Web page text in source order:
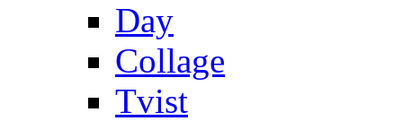
Day
Collage
Tvist